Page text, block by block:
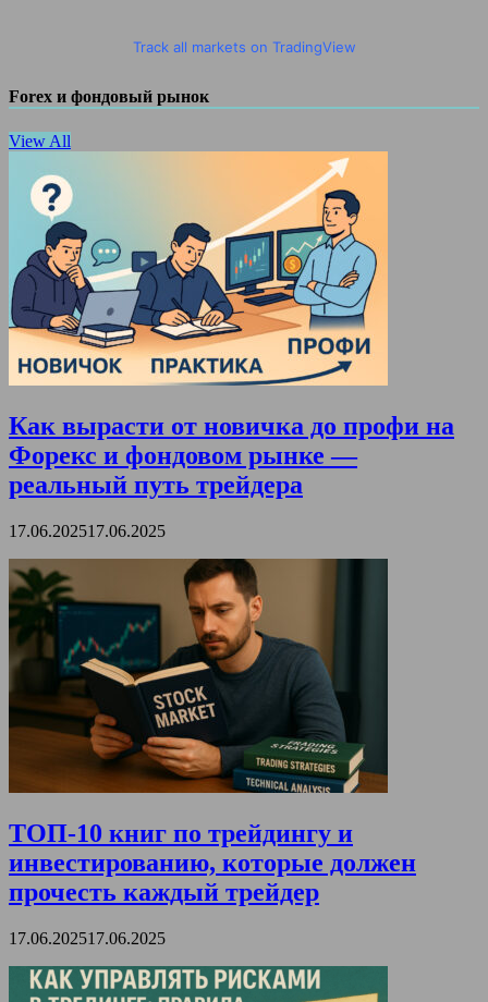
Track all markets on TradingView
Forex и фондовый рынок
View All
Как вырасти от новичка до профи на
Форекс и фондовом рынке —
реальный путь трейдера
17.06.202517.06.2025
ТОП-10 книг по трейдингу и
инвестированию, которые должен
прочесть каждый трейдер
17.06.202517.06.2025